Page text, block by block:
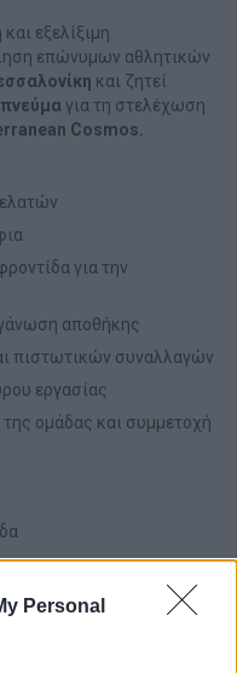
Personal
εξελίξιμη.
επώνυμων αθλητικών
και ζητεί
για τη στελέχωση
Cosmos.
για την
αποθήκης
πιστωτικών συναλλαγών
εργασίας
ομάδας και συμμετοχή